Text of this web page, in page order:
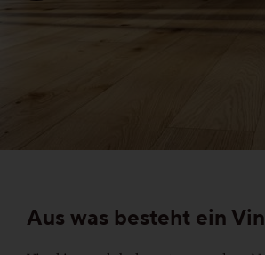
Aus was besteht ein